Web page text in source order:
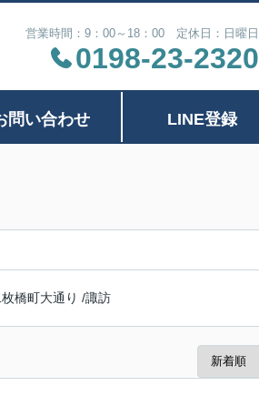
営業時間：9：00～18：00 定休日：日曜日
0198-23-2320
問い合わせ LINE登録
枚橋町大通り /諏訪